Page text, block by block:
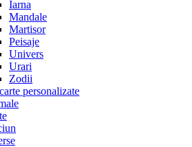
Iarna
Mandale
Martisor
Peisaje
Univers
Urari
Zodii
personalizate